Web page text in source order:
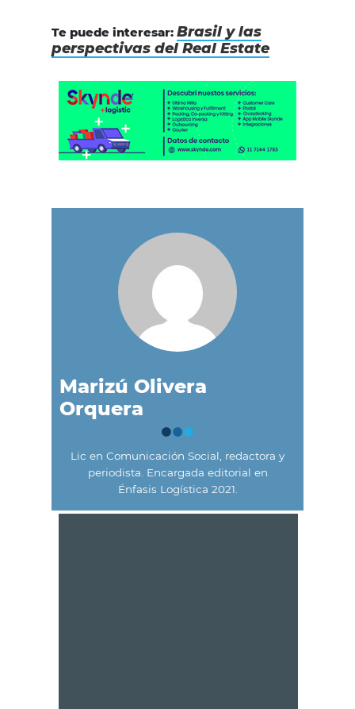
Te puede interesar: Brasil y las
perspectivas del Real Estate
Marizú Olivera
Orquera
Lic en Comunicación Social, redactora y
periodista. Encargada editorial en
Énfasis Logística 2021.